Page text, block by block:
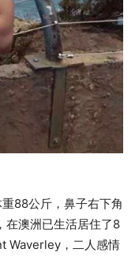
88公斤，鼻子右下角
在澳洲已生活居住了8
Waverley，二人感情